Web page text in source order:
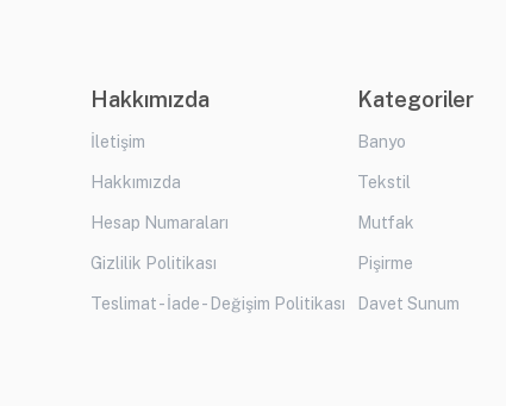
Hakkımızda
İletişim
Hakkımızda
Hesap Numaraları
Gizlilik Politikası
Teslimat - İade - Değişim Politikası
Kategoriler
Banyo
Tekstil
Mutfak
Pişirme
Davet Sunum